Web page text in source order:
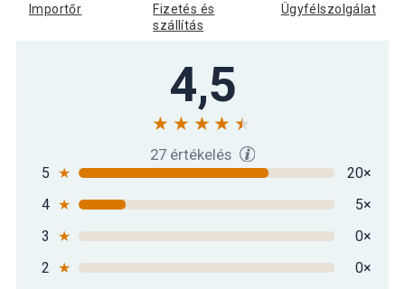
Importőr
Fizetés és
szállítás
Ügyfélszolgálat
4,5
27 értékelés
5 ★
20×
4 ★
5×
3
★
0×
2 ★
0×